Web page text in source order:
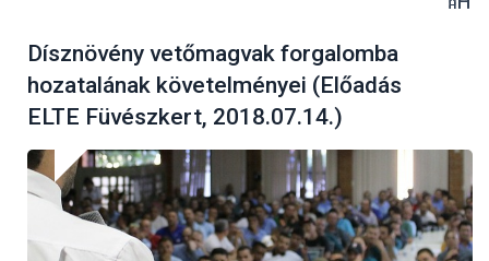
Dísznövény vetőmagvak forgalomba
hozatalának követelményei (Előadás
ELTE Füvészkert, 2018.07.14.)